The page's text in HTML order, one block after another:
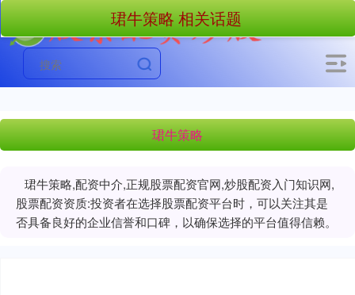
珺牛策略
珺牛策略,配资中介,正规股票配资官网,炒股配资入门知识网,
股票配资资质:投资者在选择股票配资平台时，可以关注其是
否具备良好的企业信誉和口碑，以确保选择的平台值得信赖。
珺牛策略 相关话题